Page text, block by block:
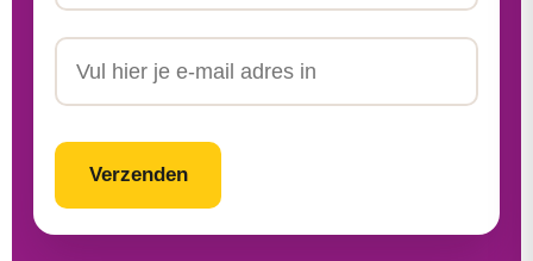
Achternaam
CAPTCHA